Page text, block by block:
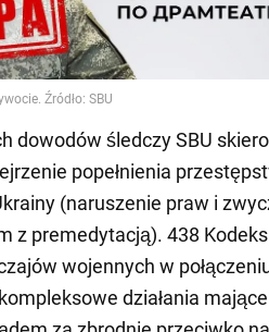
dowodów śledczy SBU
popełnienia
(naruszenie praw i
z premedytacją). 438
wojennych w
działania